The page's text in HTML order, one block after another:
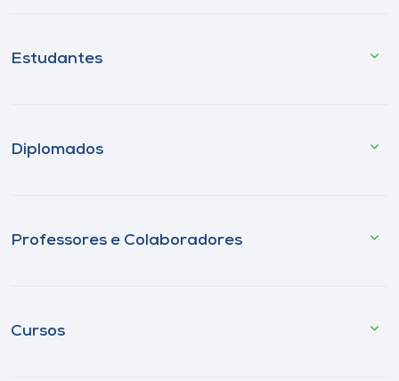
Estudantes
Diplomados
Professores e Colaboradores
Cursos